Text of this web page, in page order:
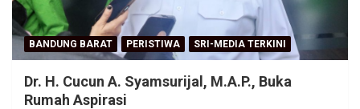
BANDUNG BARAT PERISTIWA SRI-MEDIA TERKINI
Dr. H. Cucun A. Syamsurijal, M.A.P., Buka
Rumah Aspirasi